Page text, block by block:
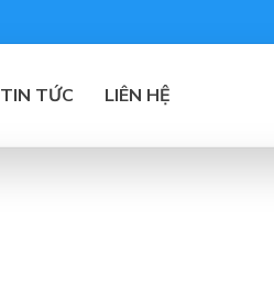
TIN TỨC LIÊN HỆ